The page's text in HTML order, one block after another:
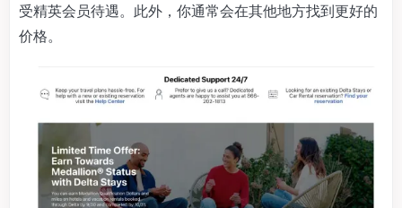
受精英会员待遇。此外，你通常会在其他地方找到更好的
价格。